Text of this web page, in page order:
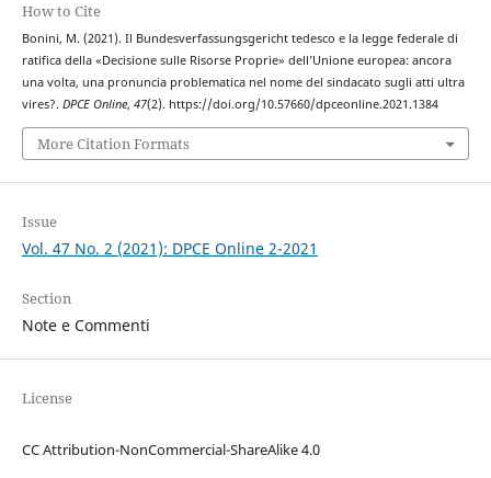
How to Cite
Bonini, M. (2021). Il Bundesverfassungsgericht tedesco e la legge federale di
ratifica della «Decisione sulle Risorse Proprie» dell’Unione europea: ancora
una volta, una pronuncia problematica nel nome del sindacato sugli atti ultra
vires?. DPCE Online, 47(2). https://doi.org/10.57660/dpceonline.2021.1384
More Citation Formats
Issue
Vol. 47 No. 2 (2021): DPCE Online 2-2021
Section
Note e Commenti
License
CC Attribution-NonCommercial-ShareAlike 4.0